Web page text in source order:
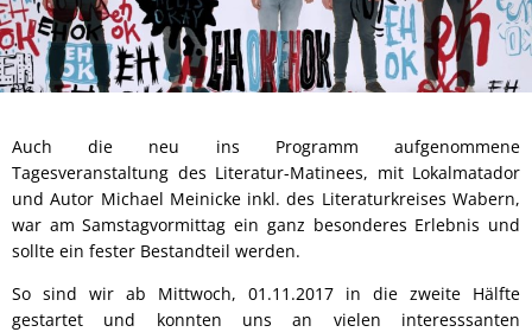
Auch die neu ins Programm aufgenommene
Tagesveranstaltung des Literatur-Matinees, mit Lokalmatador
und Autor Michael Meinicke inkl. des Literaturkreises Wabern,
war am Samstagvormittag ein ganz besonderes Erlebnis und
sollte ein fester Bestandteil werden.
So sind wir ab Mittwoch, 01.11.2017 in die zweite Hälfte
gestartet und konnten uns an vielen interesssanten